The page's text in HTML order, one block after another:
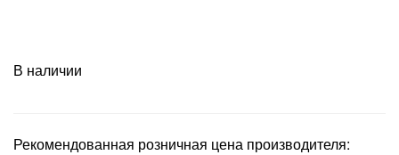
В наличии
Рекомендованная розничная цена производителя: